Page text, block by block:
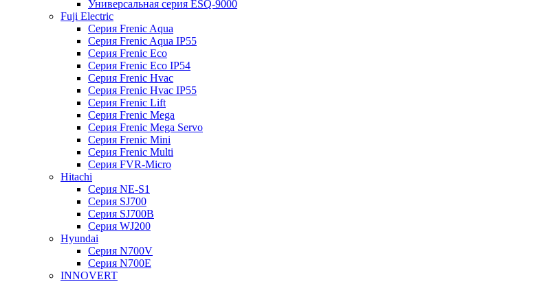
Универсальная серия ESQ-9000
Fuji Electric
Серия Frenic Aqua
Серия Frenic Aqua IP55
Серия Frenic Eco
Серия Frenic Eco IP54
Серия Frenic Hvac
Серия Frenic Hvac IP55
Серия Frenic Lift
Серия Frenic Mega
Серия Frenic Mega Servo
Серия Frenic Mini
Серия Frenic Multi
Серия FVR-Micro
Hitachi
Серия NE-S1
Серия SJ700
Серия SJ700B
Серия WJ200
Hyundai
Серия N700V
Серия N700Е
INNOVERT